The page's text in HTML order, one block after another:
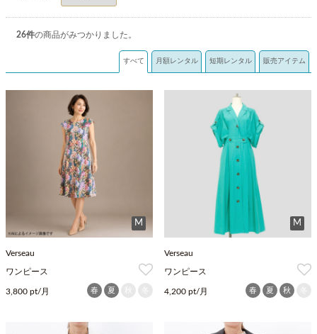
26件の商品がみつかりました。
すべて 月額レンタル 短期レンタル 販売アイテム
M
Verseau
ワンピース
3,800 pt/月 春 夏
M
Verseau
ワンピース
4,200 pt/月 春 夏 秋